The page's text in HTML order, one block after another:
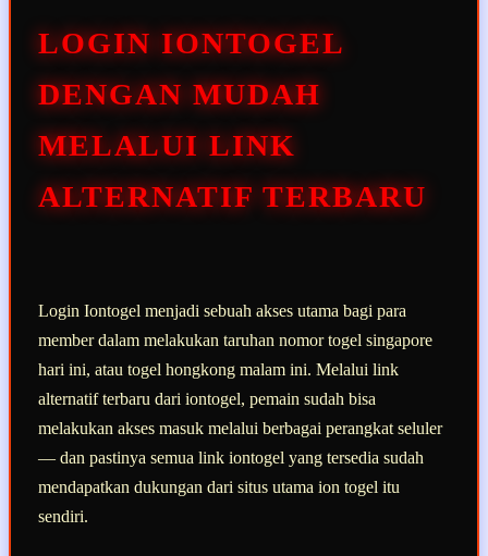
LOGIN IONTOGEL
DENGAN MUDAH
MELALUI LINK
ALTERNATIF TERBARU
Login Iontogel menjadi sebuah akses utama bagi para
member dalam melakukan taruhan nomor togel singapore
hari ini, atau togel hongkong malam ini. Melalui link
alternatif terbaru dari iontogel, pemain sudah bisa
melakukan akses masuk melalui berbagai perangkat seluler
— dan pastinya semua link iontogel yang tersedia sudah
mendapatkan dukungan dari situs utama ion togel itu
sendiri.